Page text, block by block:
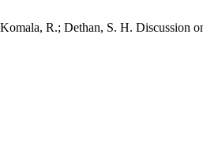
R.; Dethan, S. H. Discussion